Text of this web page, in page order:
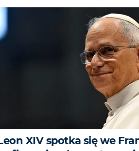
XIV spotka się we